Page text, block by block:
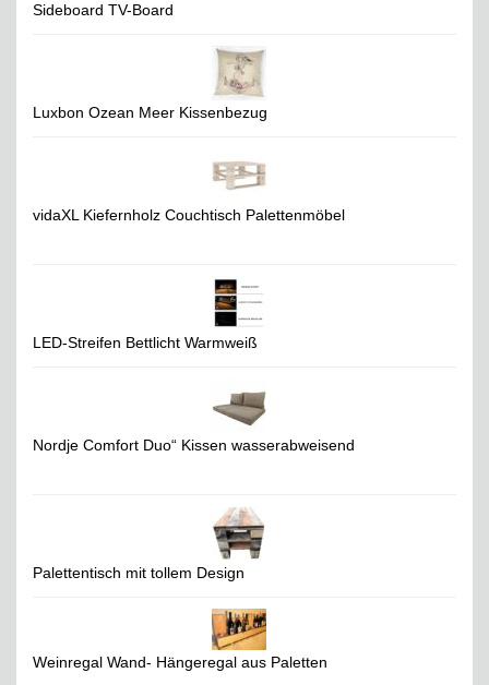
Sideboard TV-Board
Luxbon Ozean Meer Kissenbezug
vidaXL Kiefernholz Couchtisch Palettenmöbel
LED-Streifen Bettlicht Warmweiß
Nordje Comfort Duo“ Kissen wasserabweisend
Palettentisch mit tollem Design
Weinregal Wand- Hängeregal aus Paletten